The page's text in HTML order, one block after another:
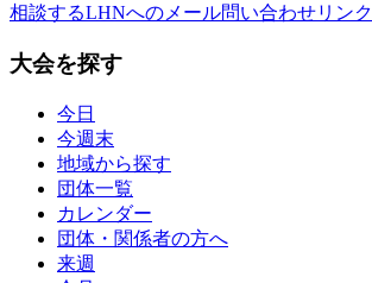
相談するLHNへのメール問い合わせリンク
大会を探す
今日
今週末
地域から探す
団体一覧
カレンダー
団体・関係者の方へ
来週